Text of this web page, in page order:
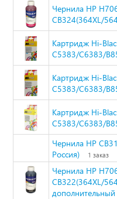
Чернила HP
CB324(364XL/
Картридж Hi-
C5383/C6383/
Картридж Hi-
C5383/C6383/
Картридж Hi-
C5383/C6383/
Чернила HP
Россия)
1 заказ
Чернила HP
CB322(364XL/